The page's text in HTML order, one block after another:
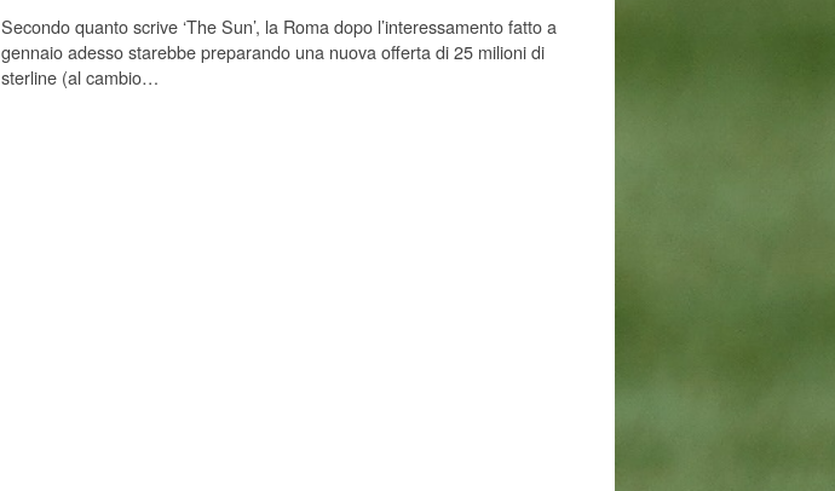
Secondo quanto scrive ‘The Sun’, la Roma dopo l’interessamento fatto a
gennaio adesso starebbe preparando una nuova offerta di 25 milioni di
sterline (al cambio…